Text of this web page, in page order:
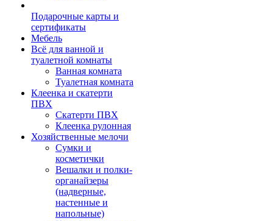
Подарочные карты и
сертификаты
Мебель
Всё для ванной и
туалетной комнаты
Ванная комната
Туалетная комната
Клеенка и скатерти
ПВХ
Скатерти ПВХ
Клеенка рулонная
Хозяйственные мелочи
Сумки и
косметички
Вешалки и полки-
органайзеры
(надверные,
настенные и
напольные)